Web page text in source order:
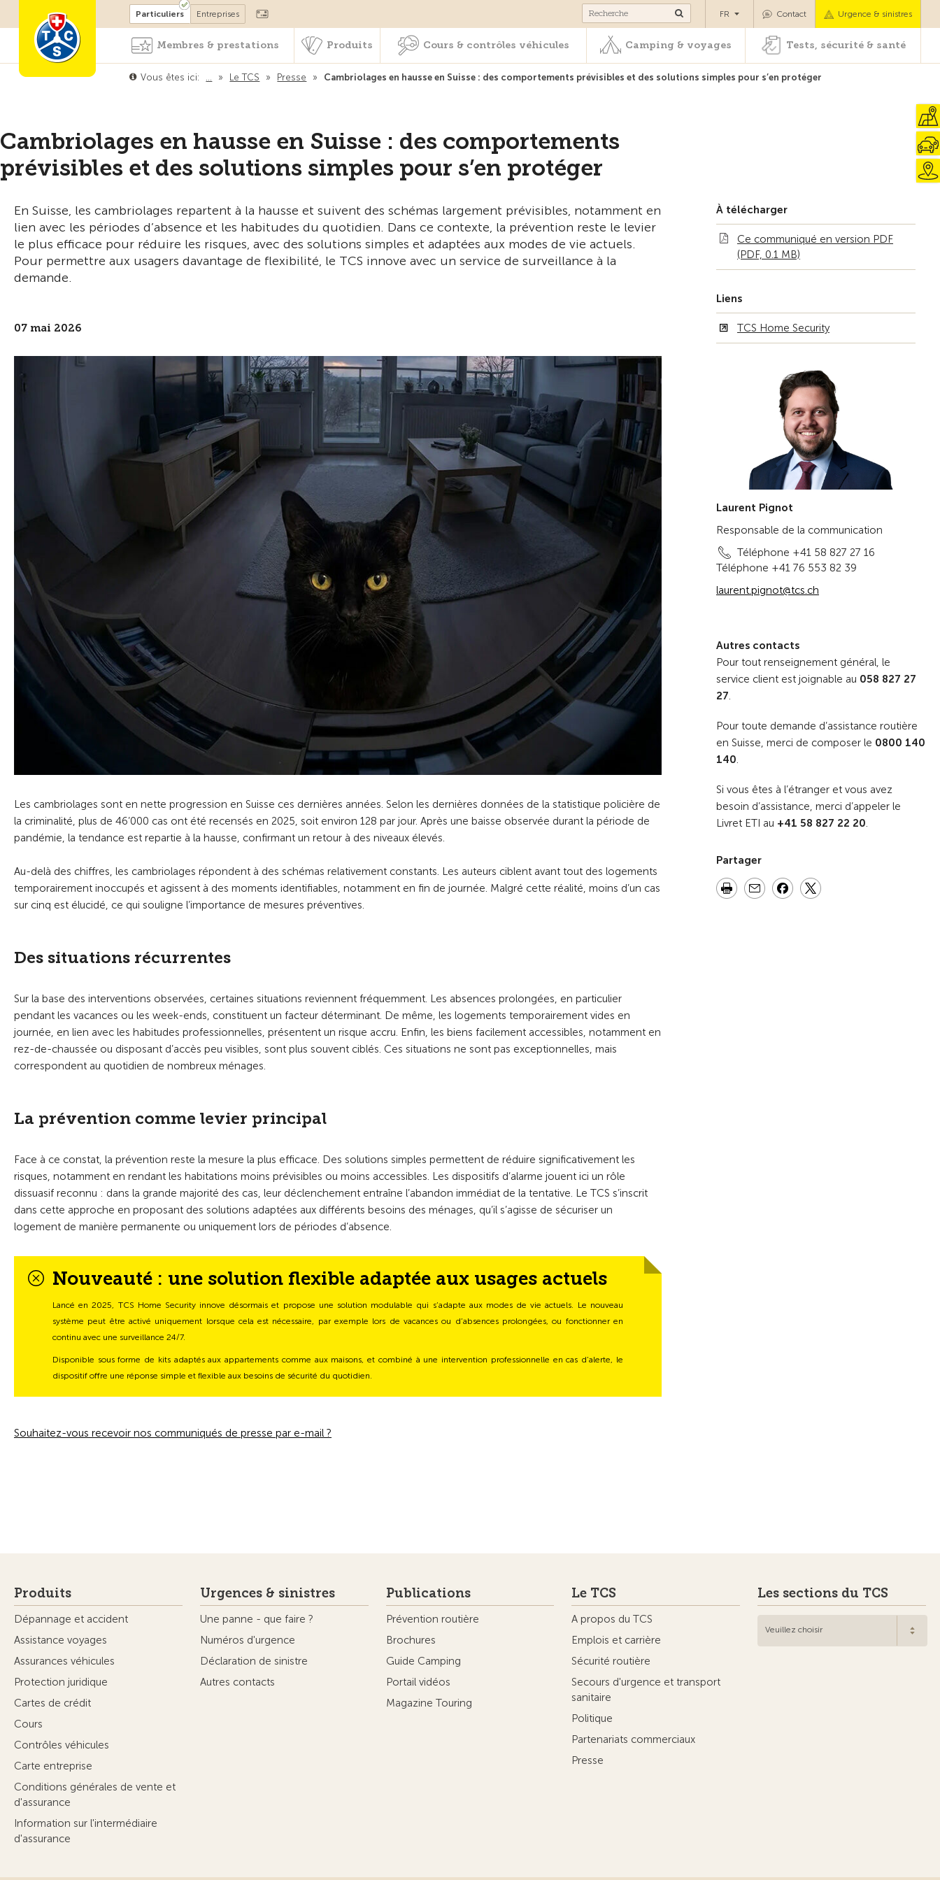
Devenir membre Cours & contrôles véhicules Camping & voyages Tests, sécurité & santé
Particuliers Entreprises Contact Urgence & sinistres
FR
Membres & prestations Produits Cours & contrôles véhicules Camping & voyages Tests, sécurité & santé
Vous êtes ici: … » Le TCS » Presse » Cambriolages en hausse en Suisse : des comportements prévisibles et des solutions simples pour s’en protéger
Cambriolages en hausse en Suisse : des comportements
prévisibles et des solutions simples pour s’en protéger
En Suisse, les cambriolages repartent à la hausse et suivent des schémas largement prévisibles, notamment en
lien avec les périodes d’absence et les habitudes du quotidien. Dans ce contexte, la prévention reste le levier
le plus efficace pour réduire les risques, avec des solutions simples et adaptées aux modes de vie actuels.
Pour permettre aux usagers davantage de flexibilité, le TCS innove avec un service de surveillance à la
demande.
07 mai 2026
Les cambriolages sont en nette progression en Suisse ces dernières années. Selon les dernières données de la statistique policière de
la criminalité, plus de 46’000 cas ont été recensés en 2025, soit environ 128 par jour. Après une baisse observée durant la période de
pandémie, la tendance est repartie à la hausse, confirmant un retour à des niveaux élevés.
Au-delà des chiffres, les cambriolages répondent à des schémas relativement constants. Les auteurs ciblent avant tout des logements
temporairement inoccupés et agissent à des moments identifiables, notamment en fin de journée. Malgré cette réalité, moins d’un cas
sur cinq est élucidé, ce qui souligne l’importance de mesures préventives.
Des situations récurrentes
Sur la base des interventions observées, certaines situations reviennent fréquemment. Les absences prolongées, en particulier
pendant les vacances ou les week-ends, constituent un facteur déterminant. De même, les logements temporairement vides en
journée, en lien avec les habitudes professionnelles, présentent un risque accru. Enfin, les biens facilement accessibles, notamment en
rez-de-chaussée ou disposant d’accès peu visibles, sont plus souvent ciblés. Ces situations ne sont pas exceptionnelles, mais
correspondent au quotidien de nombreux ménages.
La prévention comme levier principal
Face à ce constat, la prévention reste la mesure la plus efficace. Des solutions simples permettent de réduire significativement les
risques, notamment en rendant les habitations moins prévisibles ou moins accessibles. Les dispositifs d’alarme jouent ici un rôle
dissuasif reconnu : dans la grande majorité des cas, leur déclenchement entraîne l’abandon immédiat de la tentative. Le TCS s’inscrit
dans cette approche en proposant des solutions adaptées aux différents besoins des ménages, qu’il s’agisse de sécuriser un
logement de manière permanente ou uniquement lors de périodes d’absence.
Nouveauté : une solution flexible adaptée aux usages actuels
Lancé en 2025, TCS Home Security innove désormais et propose une solution modulable qui s’adapte aux modes de vie actuels. Le nouveau
système peut être activé uniquement lorsque cela est nécessaire, par exemple lors de vacances ou d’absences prolongées, ou fonctionner en
continu avec une surveillance 24/7.
Disponible sous forme de kits adaptés aux appartements comme aux maisons, et combiné à une intervention professionnelle en cas d’alerte, le
dispositif offre une réponse simple et flexible aux besoins de sécurité du quotidien.
Souhaitez-vous recevoir nos communiqués de presse par e-mail ?
À télécharger
Ce communiqué en version PDF
(PDF, 0.1 MB)
Liens
TCS Home Security
Laurent Pignot
Responsable de la communication
Téléphone +41 58 827 27 16
Téléphone +41 76 553 82 39
laurent.pignot@tcs.ch
Autres contacts
Pour tout renseignement général, le
service client est joignable au 058 827 27
27.
Pour toute demande d’assistance routière
en Suisse, merci de composer le 0800 140
140.
Si vous êtes à l’étranger et vous avez
besoin d’assistance, merci d’appeler le
Livret ETI au +41 58 827 22 20.
Partager
Produits
Dépannage et accident
Assistance voyages
Assurances véhicules
Protection juridique
Cartes de crédit
Cours
Contrôles véhicules
Carte entreprise
Conditions générales de vente et
d'assurance
Information sur l'intermédiaire
d'assurance
Urgences & sinistres
Une panne - que faire ?
Numéros d'urgence
Déclaration de sinistre
Autres contacts
Publications
Prévention routière
Brochures
Guide Camping
Portail vidéos
Magazine Touring
Le TCS
A propos du TCS
Emplois et carrière
Sécurité routière
Secours d'urgence et transport
sanitaire
Politique
Partenariats commerciaux
Presse
Les sections du TCS
Veuillez choisir